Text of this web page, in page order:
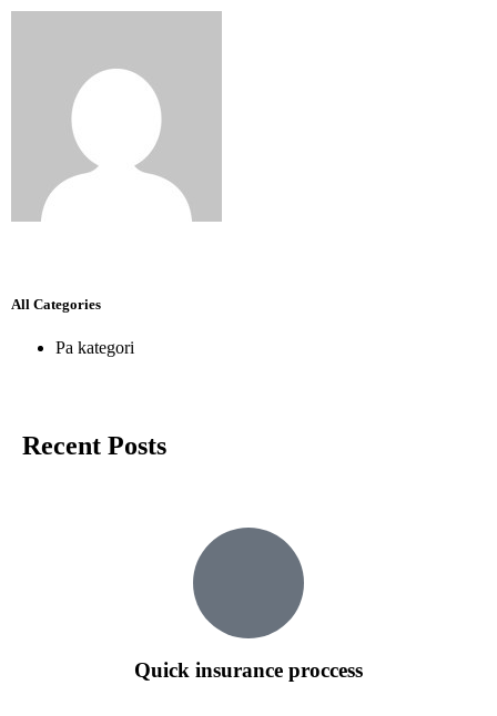
All Categories
Pa kategori
Recent Posts
Quick insurance proccess